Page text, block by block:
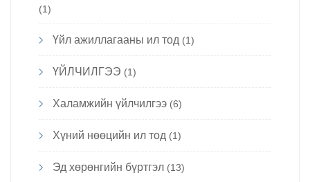
(1)
Үйл ажиллагааны ил тод (1)
ҮЙЛЧИЛГЭЭ (1)
Халамжийн үйлчилгээ (6)
Хүний нөөцийн ил тод (1)
Эд хөрөнгийн бүртгэл (13)